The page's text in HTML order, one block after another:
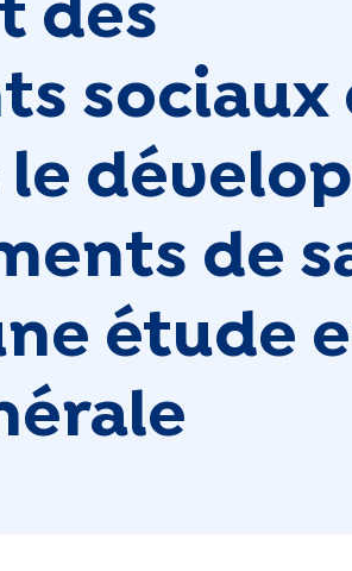
des
sociaux
de
étude